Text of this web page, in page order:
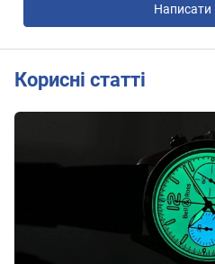
Написати
Корисні статті